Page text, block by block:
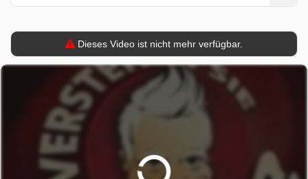
Dieses Video ist nicht mehr verfügbar.